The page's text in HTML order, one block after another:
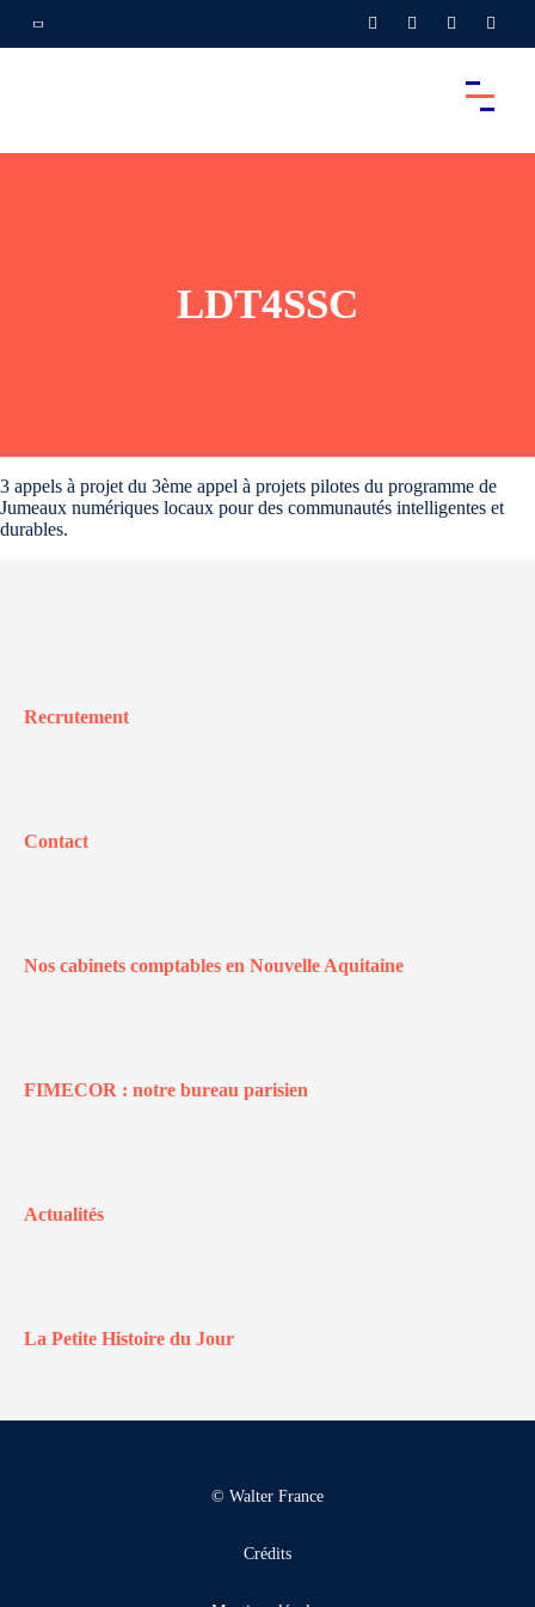
LDT4SSC
3 appels à projet du 3ème appel à projets pilotes du programme de
Jumeaux numériques locaux pour des communautés intelligentes et
durables.
Recrutement
Contact
Nos cabinets comptables en Nouvelle Aquitaine
FIMECOR : notre bureau parisien
Actualités
La Petite Histoire du Jour
© Walter France
Crédits